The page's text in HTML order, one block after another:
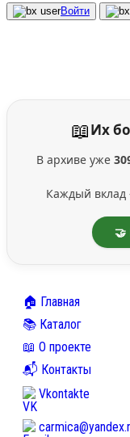
Войти
📖Их
В архиве уже
Каждый вклад
🤝
🏠 Главная
📚 Каталог
📖 О проекте
📬 Контакты
Vkontakte